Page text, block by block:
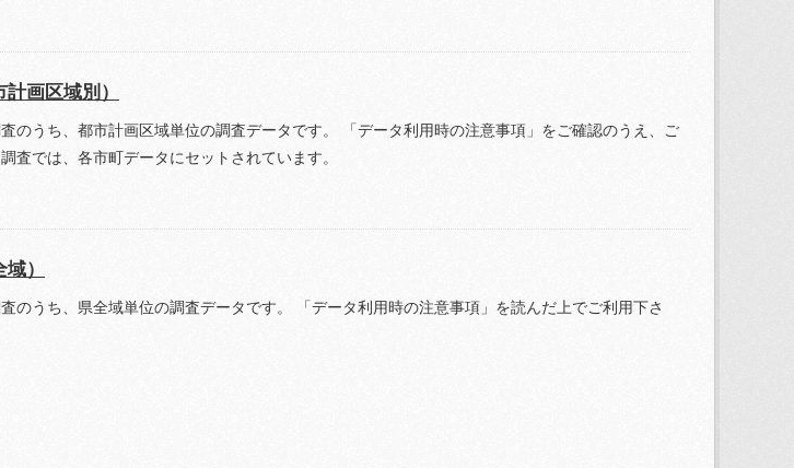
画区域別）
のうち、都市計画区域単位の調査データです。 「データ利用時の注意事項」をご確認のうえ、ご
査では、各市町データにセットされています。
）
のうち、県全域単位の調査データです。 「データ利用時の注意事項」を読んだ上でご利用下さ